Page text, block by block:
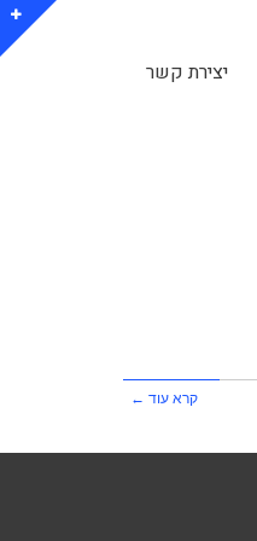
יצירת קשר
קרא עוד ←